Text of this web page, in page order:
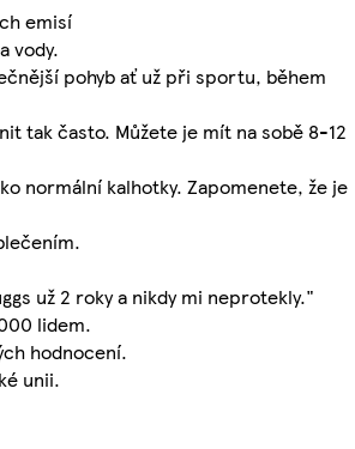
emisí
vody.
pohyb ať už při sportu, během
tak často. Můžete je mít na sobě 8-12
normální kalhotky. Zapomenete, že je
už 2 roky a nikdy mi neprotekly."
lidem.
hodnocení.
unii.